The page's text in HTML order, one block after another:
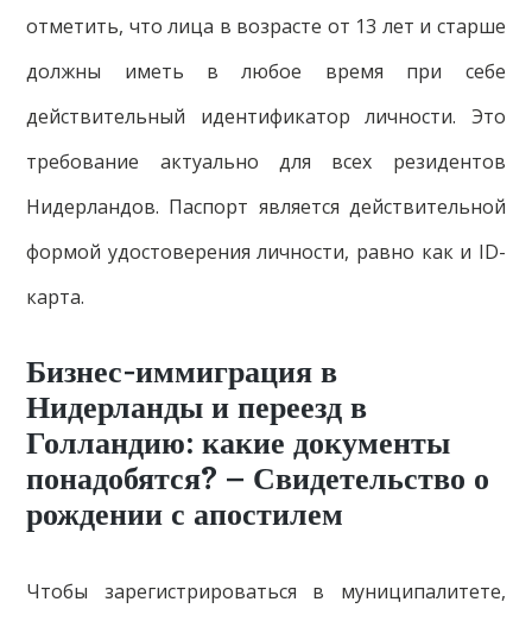
отметить, что лица в возрасте от 13 лет и старше
должны иметь в любое время при себе
действительный идентификатор личности. Это
требование актуально для всех резидентов
Нидерландов. Паспорт является действительной
формой удостоверения личности, равно как и ID-
карта.
Бизнес-иммиграция в
Нидерланды и переезд в
Голландию: какие документы
понадобятся? – Свидетельство о
рождении с апостилем
Чтобы зарегистрироваться в муниципалитете,